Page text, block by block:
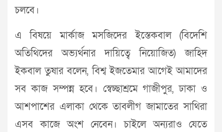
চলবে।
এ বিষয়ে মার্কাজ মসজিদের ইস্তেকবাল (বিদেশি
অতিথিদের অভ্যর্থনার দায়িত্বে নিয়োজিত) জাহিদ
ইকবাল তুষার বলেন, বিশ্ব ইজতেমার আগেই আমাদের
সব কাজ সম্পন্ন হবে। স্বেচ্ছাশ্রমে গাজীপুর, ঢাকা ও
আশপাশের এলাকা থেকে তাবলীগ জামাতের সাথিরা
এসব কাজে অংশ নেবেন। চাইলে অন্যরাও যেতে